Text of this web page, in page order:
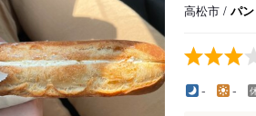
高松市 / パン
- -